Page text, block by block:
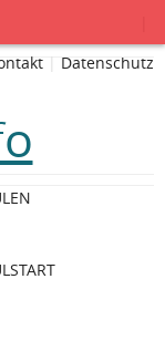
| Datenschutz